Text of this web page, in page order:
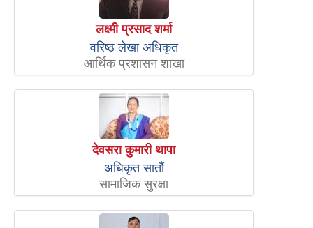
लक्ष्मी प्रसाद शर्मा
वरिष्ठ लेखा अधिकृत
आर्थिक प्रशासन शाखा
देवसरा कुमारी थापा
अधिकृत सातौं
सामाजिक सुरक्षा